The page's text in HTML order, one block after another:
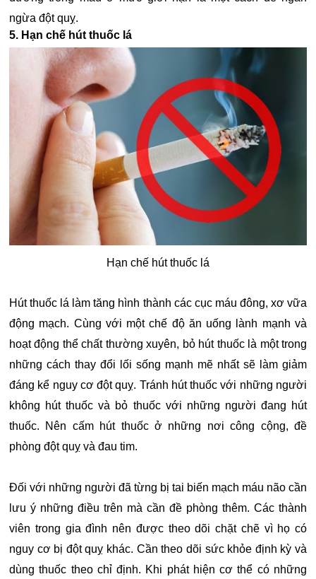
ngừa đột quỵ.
5. Hạn chế hút thuốc lá
Hạn chế hút thuốc lá
Hút thuốc lá làm tăng hình thành các cục máu đông, xơ vữa
động mạch. Cùng với một chế độ ăn uống lành mạnh và
hoạt động thể chất thường xuyên, bỏ hút thuốc là một trong
những cách thay đổi lối sống mạnh mẽ nhất sẽ làm giảm
đáng kể nguy cơ đột quỵ. Tránh hút thuốc với những người
không hút thuốc và bỏ thuốc với những người đang hút
thuốc. Nên cấm hút thuốc ở những nơi công cộng, đề
phòng đột quỵ và đau tim.
Đối với những người đã từng bị tai biến mạch máu não cần
lưu ý những điều trên mà cần đề phòng thêm. Các thành
viên trong gia đình nên được theo dõi chặt chẽ vì họ có
nguy cơ bị đột quỵ khác. Cần theo dõi sức khỏe định kỳ và
dùng thuốc theo chỉ định. Khi phát hiện cơ thể có những